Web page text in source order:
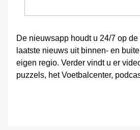
De nieuwsapp houdt u 24/7 op
laatste nieuws uit binnen- en
eigen regio. Verder vindt u er
puzzels, het Voetbalcenter,